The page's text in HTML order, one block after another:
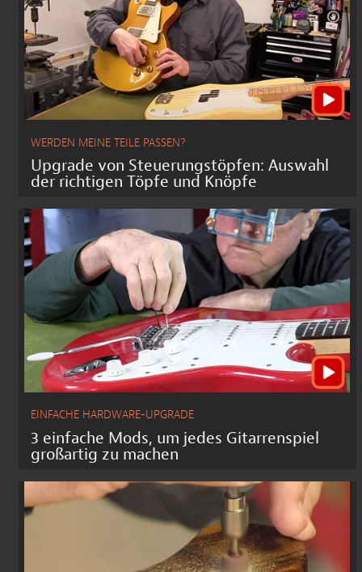
WERDEN MEINE TEILE PASSEN?
Upgrade von Steuerungstöpfen: Auswahl
der richtigen Töpfe und Knöpfe
EINFACHE HARDWARE-UPGRADE
3 einfache Mods, um jedes Gitarrenspiel
großartig zu machen